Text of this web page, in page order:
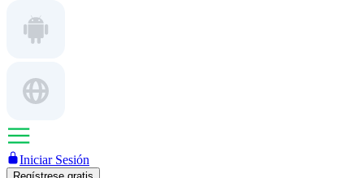
Iniciar Sesión